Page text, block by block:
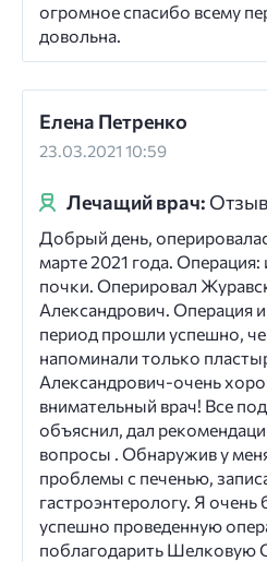
огромное спасибо всему
довольна.
Елена Петренко
23.03.2021 10:59
Лечащий врач: Отзыв
Добрый день,
марте 2021 года. Операция:
почки. Оперировал
Александрович. Операция
период прошли успешно,
напоминали только
Александрович-очень
внимательный врач! Все
объяснил, дал
вопросы . Обнаружив у
проблемы с печенью,
гастроэнтерологу. Я очень
успешно проведенную
поблагодарить Шелковую